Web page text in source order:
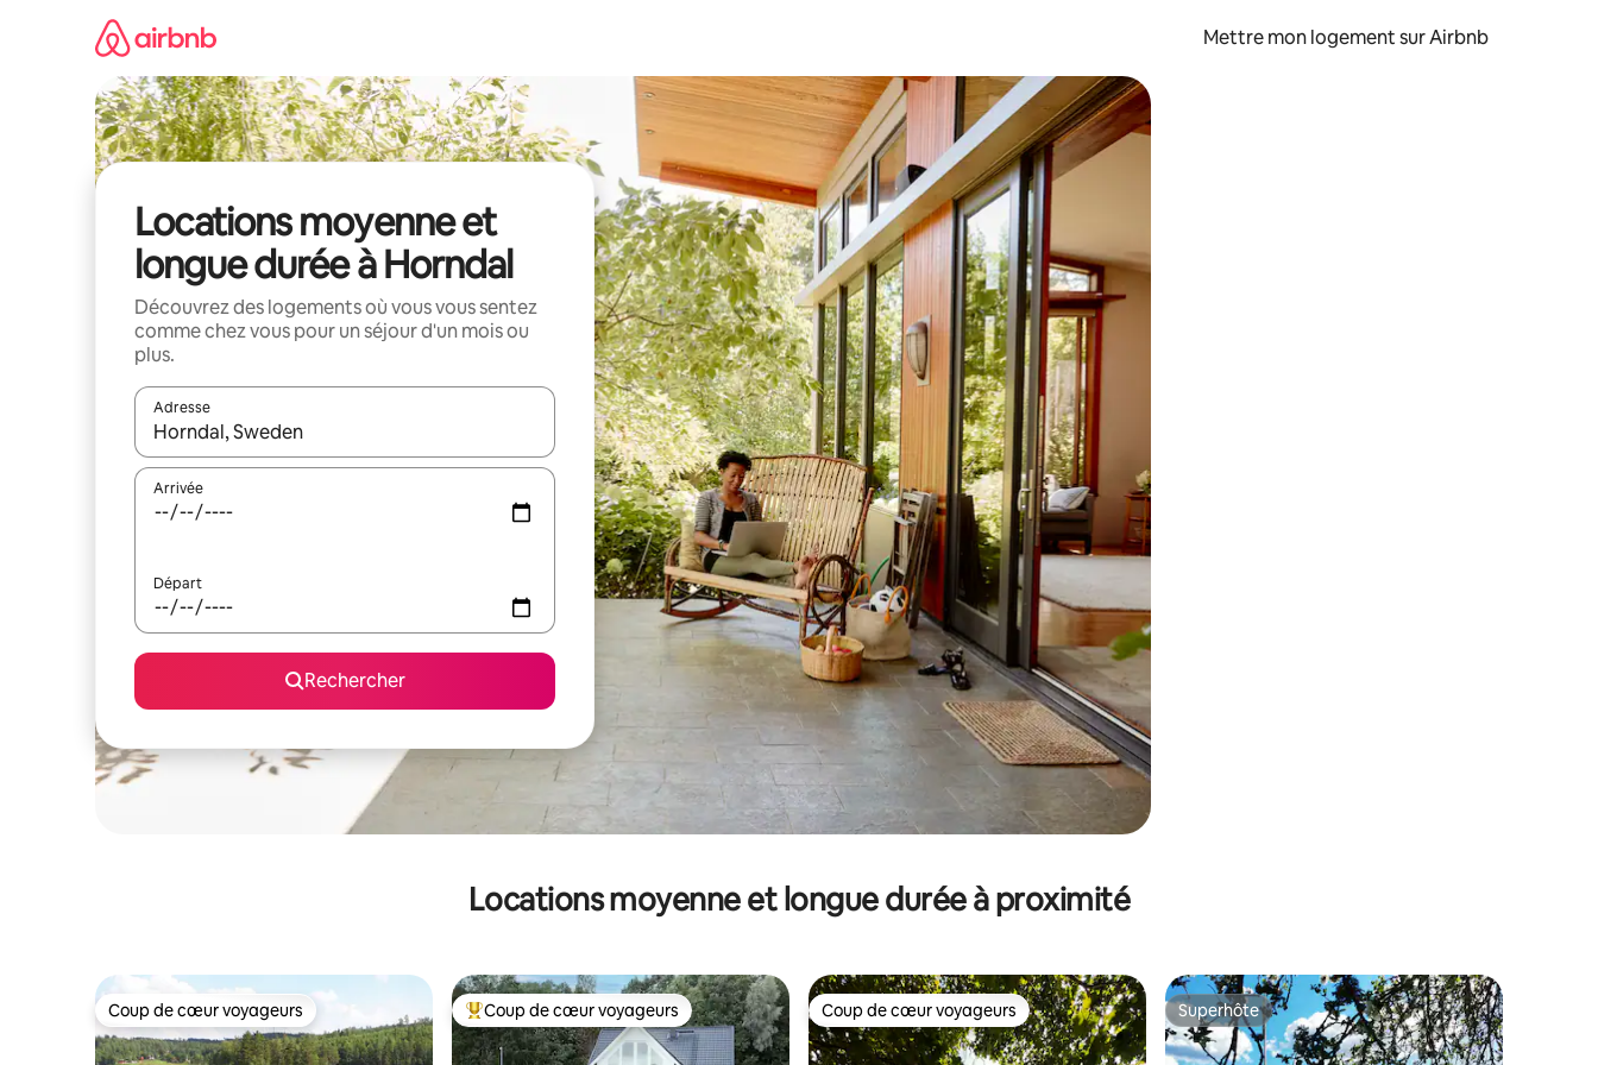
Mettre mon logement sur Airbnb
Locations moyenne et
longue durée à Horndal
Découvrez des logements où vous vous sentez
comme chez vous pour un séjour d'un mois ou
plus.
Adresse
Lorsque les résultats s'affichent, utilisez les flèches vers le haut et vers le bas pour les parcourir ou en appuyant et en faisant glisser.
Arrivée
Départ
Rechercher
Locations moyenne et longue durée à proximité
Coup de cœur voyageurs
Coup de cœur voyageurs Coups de cœur voyageurs les plus appréciés
Coup de cœur voyageurs Coup de cœur voyageurs
Coup de cœur voyageurs Superhôte
Superhôte